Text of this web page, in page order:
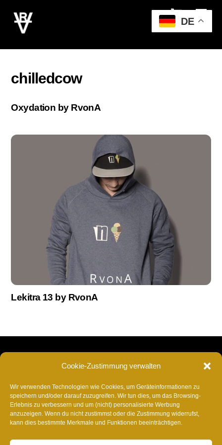
Cookie-Zustimmung verwalten
Wir verwenden Technologien wie Cookies, um Geräteinformationen zu
speichern und/oder darauf zuzugreifen. Wir tun dies, um das Browsing-
Erlebnis zu verbessern und um (nicht) personalisierte Werbung
anzuzeigen. Wenn du nicht zustimmst oder die Zustimmung widerrufst,
kann dies bestimmte Merkmale und Funktionen beeinträchtigen.
content
Cart
chilledcow
Oxydation by RvonA
Lekitra 13 by RvonA
Top
RvonA
InstaFacebookTikTokTwitterYouTubeSpotifyDeezer
Music
NapsterSoundCloud
ShazamAmazonMusic
Music
Appel
ITunesAnghami
Telegram
DE